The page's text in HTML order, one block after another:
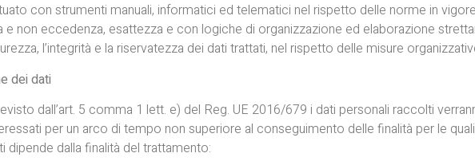
con strumenti manuali, informatici ed telematici nel rispetto delle norme in
e non eccedenza, esattezza e con logiche di organizzazione ed elaborazione
l’integrità e la riservatezza dei dati trattati, nel rispetto delle misure
dei dati
dall’art. 5 comma 1 lett. e) del Reg. UE 2016/679 i dati personali raccolti
per un arco di tempo non superiore al conseguimento delle finalità per le
dipende dalla finalità del trattamento: